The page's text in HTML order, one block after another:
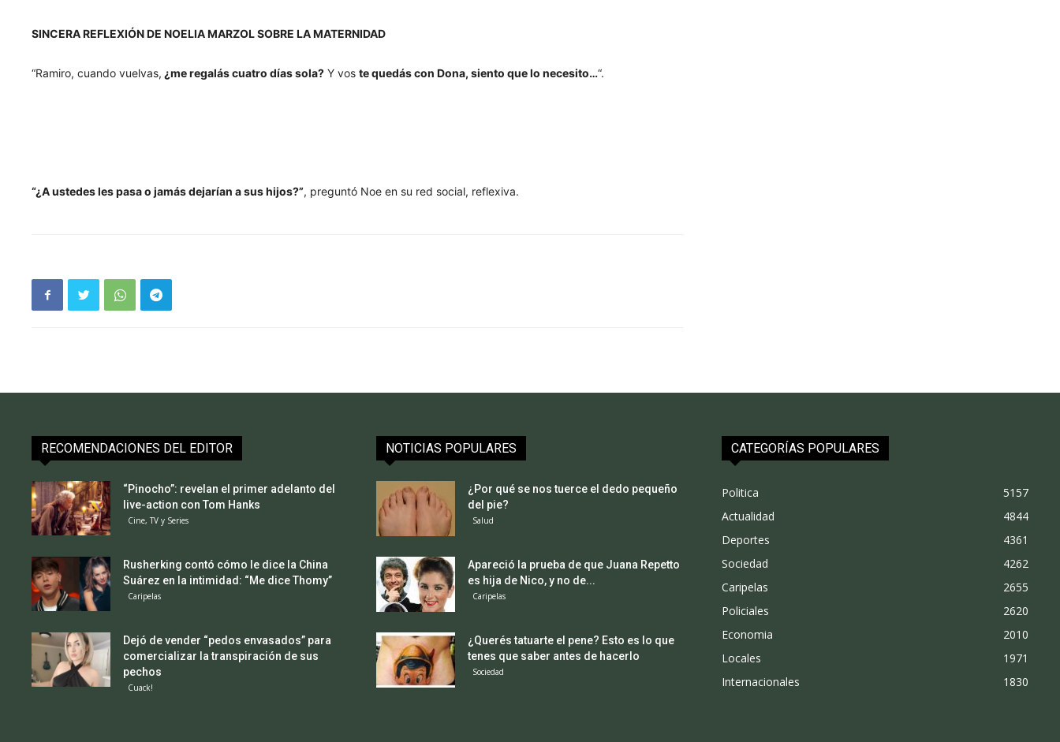
SINCERA REFLEXIÓN DE NOELIA MARZOL SOBRE LA MATERNIDAD
“Ramiro, cuando vuelvas, ¿me regalás cuatro días sola? Y voste quedás con Dona, siento que lo necesito…“.
“¿A ustedes les pasa o jamás dejarían a sus hijos?”, preguntó Noe en su red social, reflexiva.
RECOMENDACIONES DEL EDITOR
“Pinocho”: revelan el primer adelanto del
live-action con Tom Hanks
Cine, TV y Series
Rusherking contó cómo le dice la China
Suárez en la intimidad: “Me dice Thomy”
Caripelas
Dejó de vender “pedos envasados” para
comercializar la transpiración de sus
pechos
Cuack!
NOTICIAS POPULARES
¿Por qué se nos tuerce el dedo pequeño
del pie?
Salud
Apareció la prueba de que Juana Repetto
es hija de Nico, y no de...
Caripelas
¿Querés tatuarte el pene? Esto es lo que
tenes que saber antes de hacerlo
Sociedad
CATEGORÍAS POPULARES
Politica
5157
Actualidad
4844
Deportes
4361
Sociedad
4262
Caripelas
2655
Policiales
2620
Economia
2010
Locales
1971
Internacionales
1830